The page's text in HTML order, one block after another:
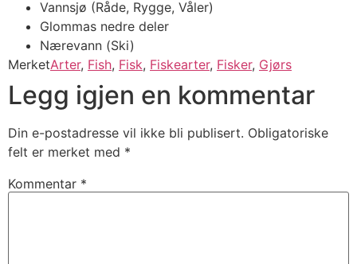
Vannsjø (Råde, Rygge, Våler)
Glommas nedre deler
Nærevann (Ski)
MerketArter, Fish, Fisk, Fiskearter, Fisker, Gjørs
Legg igjen en kommentar
Din e-postadresse vil ikke bli publisert. Obligatoriske
felt er merket med *
Kommentar *